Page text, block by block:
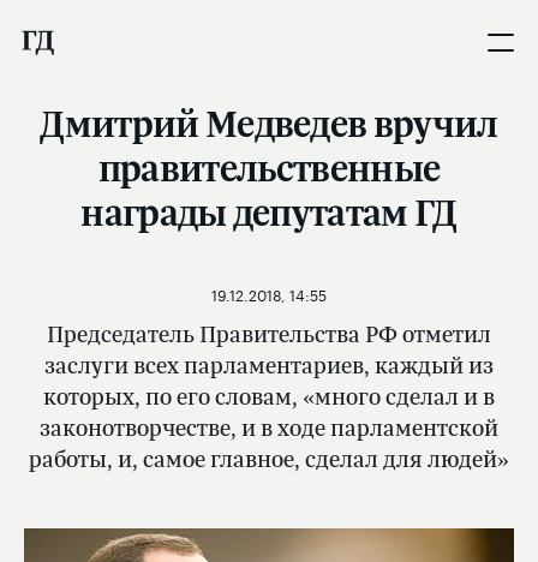
Дмитрий Медведев вручил
правительственные
награды депутатам ГД
Председатель Правительства РФ отметил
заслуги всех парламентариев, каждый из
которых, по его словам, «много сделал и в
законотворчестве, и в ходе парламентской
работы, и, самое главное, сделал для людей»
19.12.2018, 14:55